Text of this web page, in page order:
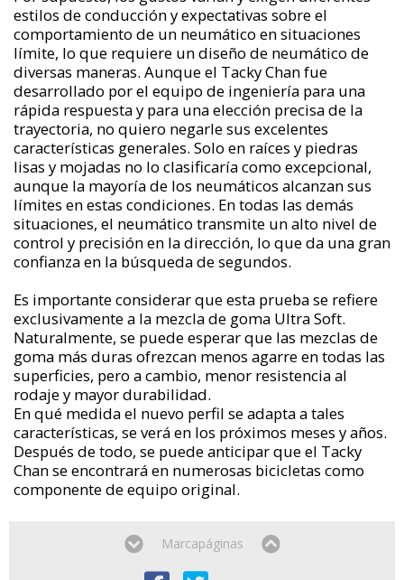
estilos de conducción y expectativas sobre el
comportamiento de un neumático en situaciones
límite, lo que requiere un diseño de neumático de
diversas maneras. Aunque el Tacky Chanfue
desarrollado por el equipo de ingeniería para una
rápida respuesta y para una elección precisa de la
trayectoria, no quiero negarle sus excelentes
características generales. Solo en raíces y piedras
lisas y mojadas no lo clasificaría como excepcional,
aunque la mayoría de los neumáticos alcanzan sus
límites en estas condiciones. En todas las demás
situaciones, el neumático transmite un alto nivel de
control y precisión en la dirección, lo que da una gran
confianza en la búsqueda de segundos.
Es importante considerar que esta prueba se refiere
exclusivamente a la mezcla de goma Ultra Soft.
Naturalmente, se puede esperar que las mezclas de
goma más duras ofrezcan menos agarre en todas las
superficies, pero a cambio, menor resistencia al
rodaje y mayor durabilidad.
En qué medida el nuevo perfil se adapta a tales
características, se verá en los próximos meses y años.
Después de todo, se puede anticipar que el Tacky
Chan se encontrará en numerosas bicicletas como
componente de equipo original.
Marcapáginas